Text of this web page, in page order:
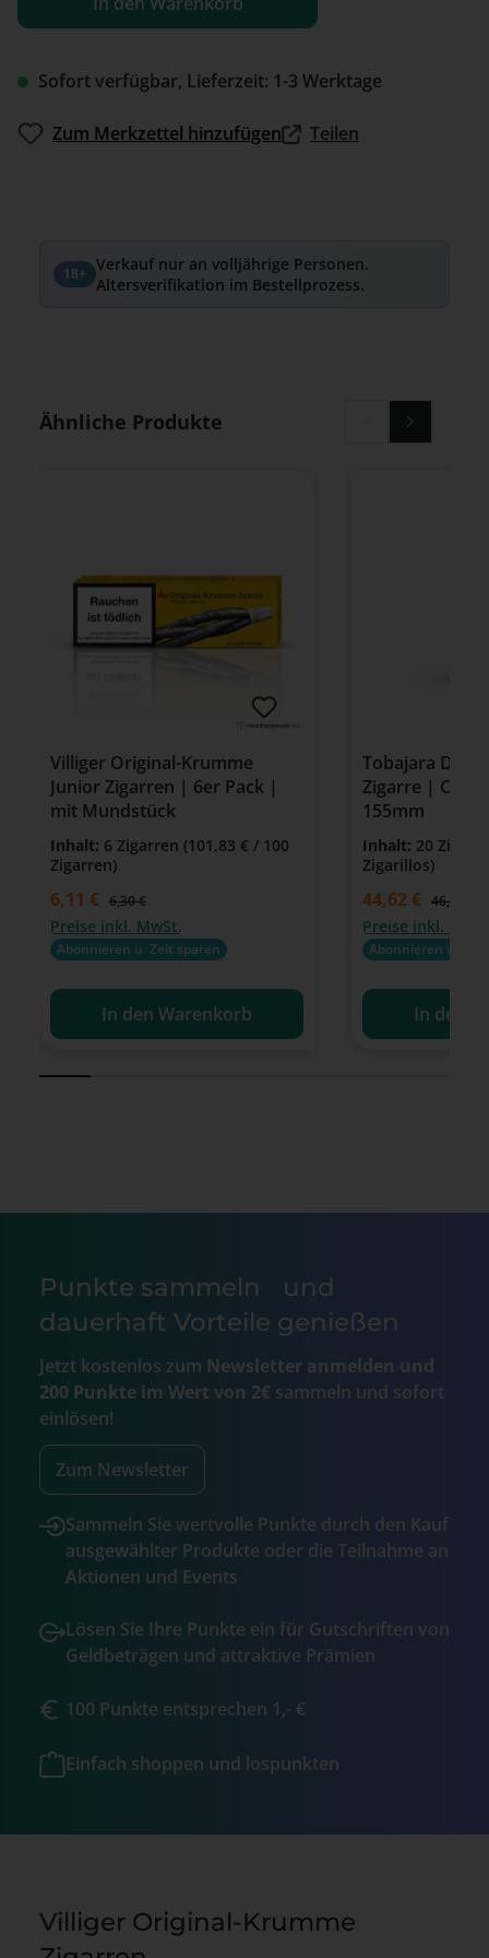
Sofort verfügbar, Lieferzeit: 1-3 Werktage
Zum Merkzettel hinzufügen Teilen
18+ Verkauf nur an volljährige Personen.
Altersverifikation im Bestellprozess.
Produktgalerie überspringen
Ähnliche Produkte
Villiger Original-Krumme
Junior Zigarren | 6er Pack |
mit Mundstück
Inhalt: 6 Zigarren (101,83 € / 100
Zigarren)
Verkaufspreis:
6,11 € Regulärer Preis:
6,30 €
Preise inkl. MwSt.
Abonnieren u. Zeit sparen
In den Warenkorb
Tobajara
Zigarre |
155mm
Inhalt: 20
Zigarillos)
Verkaufspreis:
44,62 € 46,00 €
Preise inkl.
Abonnieren u.
In den
Punkte sammeln und
dauerhaft Vorteile genießen
Jetzt kostenlos zum Newsletter anmelden und
200 Punkte im Wert von 2€ sammeln und sofort
einlösen!
Zum Newsletter
Sammeln Sie wertvolle Punkte durch den Kauf
ausgewählter Produkte oder die Teilnahme an
Aktionen und Events
Lösen Sie Ihre Punkte ein für Gutschriften von
Geldbeträgen und attraktive Prämien
100 Punkte entsprechen 1,- €
Einfach shoppen und lospunkten
Villiger Original-Krumme